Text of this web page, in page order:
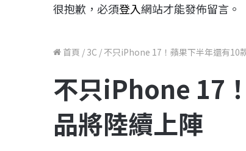
很抱歉，必須登入網站才能發佈留言。